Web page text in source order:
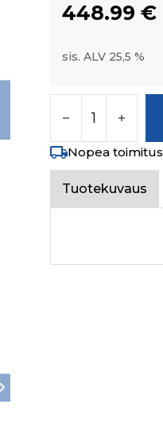
448.99 €
sis. ALV 25,5 %
Nopea toimitus
Tuotekuvaus